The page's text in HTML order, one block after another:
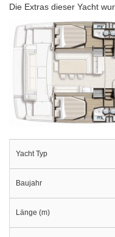
Die Extras dieser Yacht
Yacht Typ
Baujahr
Länge (m)